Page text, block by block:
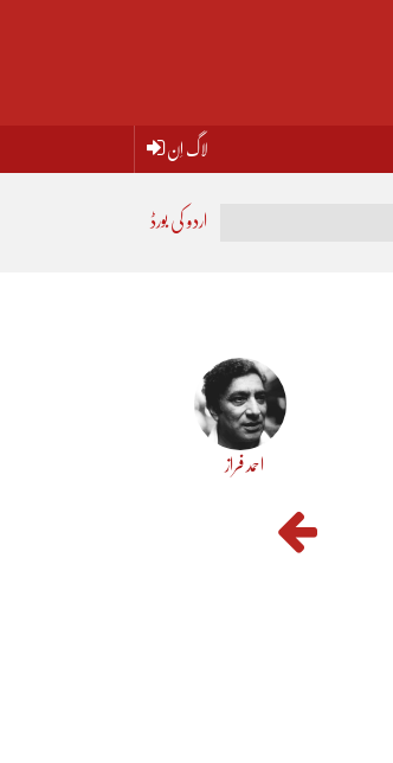
لاگ اِن
اردو کی بورڈ
احمد فراز